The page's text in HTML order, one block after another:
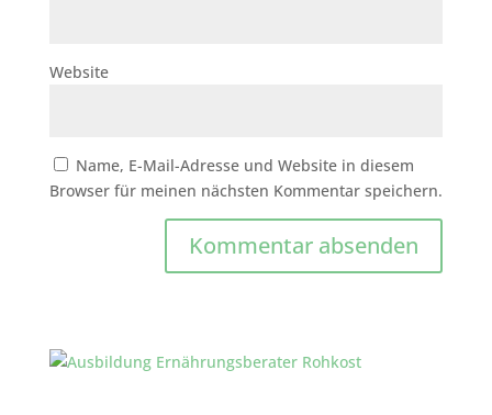
Website
Name, E-Mail-Adresse und Website in diesem
Browser für meinen nächsten Kommentar speichern.